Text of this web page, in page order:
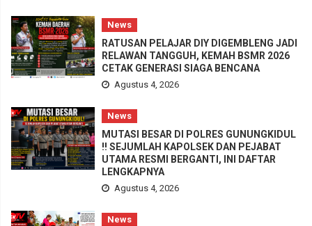
News
RATUSAN PELAJAR DIY DIGEMBLENG JADI
RELAWAN TANGGUH, KEMAH BSMR 2026
CETAK GENERASI SIAGA BENCANA
Agustus 4, 2026
News
MUTASI BESAR DI POLRES GUNUNGKIDUL
!! SEJUMLAH KAPOLSEK DAN PEJABAT
UTAMA RESMI BERGANTI, INI DAFTAR
LENGKAPNYA
Agustus 4, 2026
News